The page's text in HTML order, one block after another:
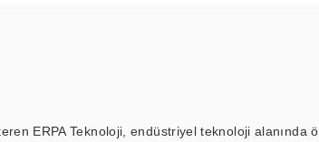
ERPA Teknoloji, endüstriyel teknoloji